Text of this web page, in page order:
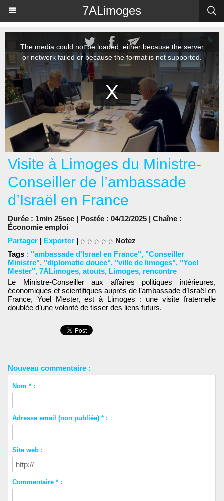
7ALimoges
Visite à Limoges du Ministre-
Conseiller de l’ambassade
d’Israël en France
Durée : 1min 25sec | Postée : 04/12/2025 | Chaîne :
Économie emploi
Partager | Exporter |
Notez
Tags : "ambassade d'Israel en France", "Conseiller
Ministre", "diplomatie douce", "ville de limoges", "Yoel
Mester", 7ALimoges, atouts, Limoges, rencontre
Le Ministre-Conseiller aux affaires politiques intérieures,
économiques et scientifiques auprès de l’ambassade d’Israël en
France, Yoel Mester, est à Limoges : une visite fraternelle
doublée d’une volonté de tisser des liens futurs.
Nouveau commentaire :
Nom * :
Adresse email (non publiée) * :
Site web :
Commentaire * :